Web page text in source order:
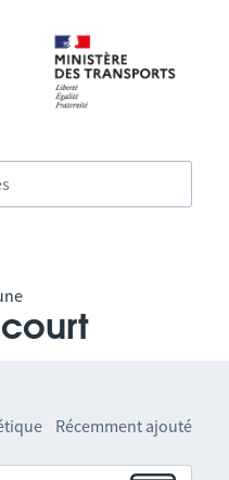
Récemment ajouté